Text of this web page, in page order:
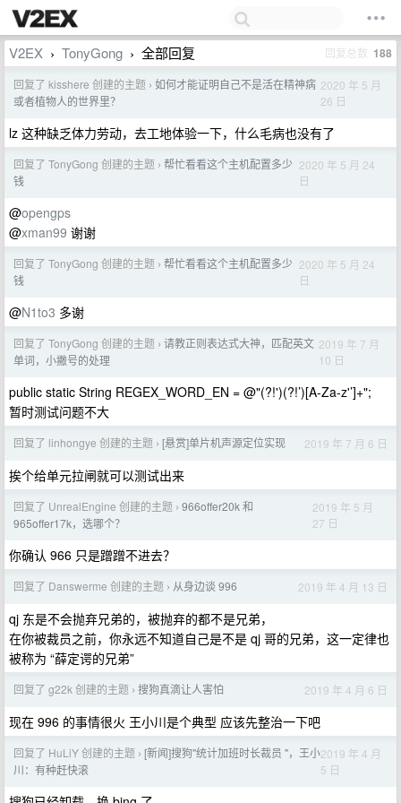
V2EX › TonyGong › 全部回复 回复总数 188
回复了 kisshere 创建的主题 › 如何才能证明自己不是活在精神病
或者植物人的世界里？
2020 年 5 月
26 日
lz 这种缺乏体力劳动，去工地体验一下，什么毛病也没有了
回复了 TonyGong 创建的主题 › 帮忙看看这个主机配置多少
钱
2020 年 5 月 24
日
@opengps
@xman99 谢谢
回复了 TonyGong 创建的主题 › 帮忙看看这个主机配置多少
钱
2020 年 5 月 24
日
@N1to3 多谢
回复了 TonyGong 创建的主题 › 请教正则表达式大神，匹配英文
单词，小撇号的处理
2019 年 7 月
10 日
public static String REGEX_WORD_EN = @"(?!')(?!’)[A-Za-z'’]+";
暂时测试问题不大
回复了 linhongye 创建的主题 › [悬赏]单片机声源定位实现 2019 年 7 月 6 日
挨个给单元拉闸就可以测试出来
回复了 UnrealEngine 创建的主题 › 966offer20k 和
965offer17k，选哪个？
2019 年 5 月
27 日
你确认 966 只是蹭蹭不进去？
回复了 Danswerme 创建的主题 › 从身边谈 996 2019 年 4 月 13 日
qj 东是不会抛弃兄弟的，被抛弃的都不是兄弟，
在你被裁员之前，你永远不知道自己是不是 qj 哥的兄弟，这一定律也
被称为 “薛定谔的兄弟”
回复了 g22k 创建的主题 › 搜狗真滴让人害怕 2019 年 4 月 6 日
现在 996 的事情很火 王小川是个典型 应该先整治一下吧
回复了 HuLiY 创建的主题 › [新闻]搜狗"统计加班时长裁员 "，王小
川：有种赶快滚
2019 年 4 月
5 日